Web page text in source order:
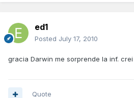
ed1
Posted July 17, 2010
gracia Darwin me sorprende la inf.
Quote